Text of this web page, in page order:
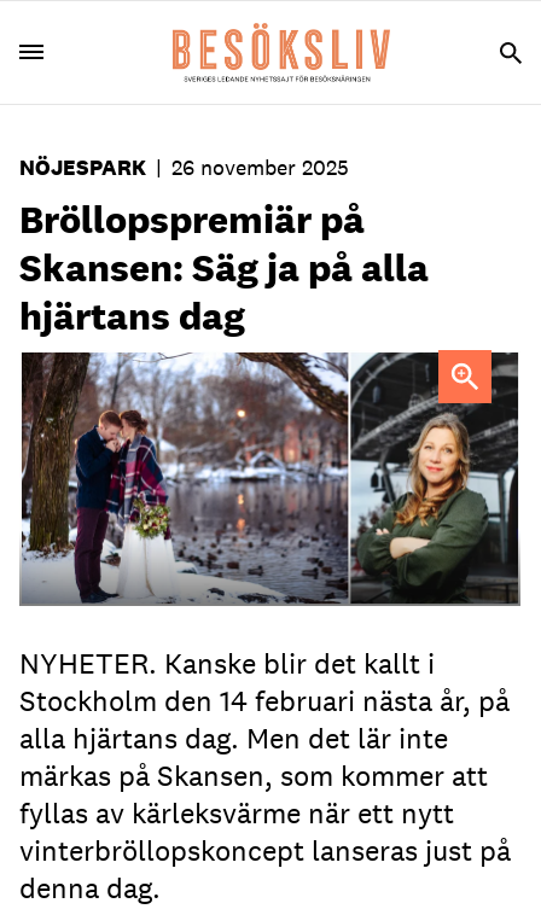
NÖJESPARK | 26 november 2025
Bröllopspremiär på
Skansen: Säg ja på alla
hjärtans dag
Evenemagnschef Matilda Klein hoppas på ett hundratal
brudpar på Skansen på alla hjärtans dag.
NYHETER. Kanske blir det kallt i
Stockholm den 14 februari nästa år, på
alla hjärtans dag. Men det lär inte
märkas på Skansen, som kommer att
fyllas av kärleksvärme när ett nytt
vinterbröllopskoncept lanseras just på
denna dag.